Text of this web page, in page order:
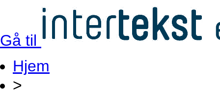
Gå til
Hjem
>